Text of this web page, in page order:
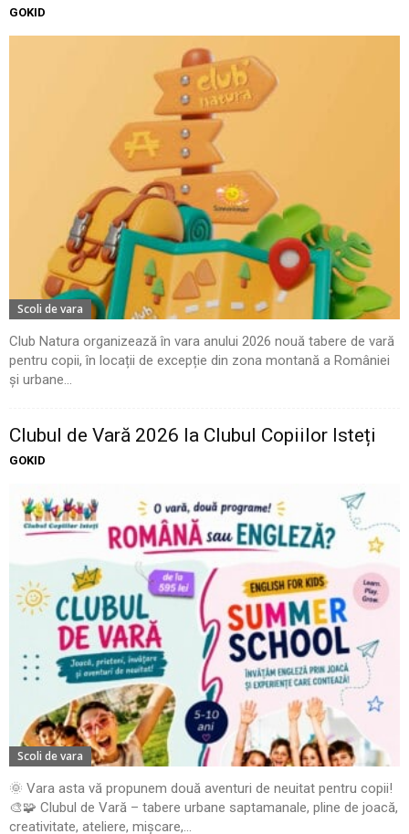
GOKID
Scoli de vara
Club Natura organizează în vara anului 2026 nouă tabere de vară
pentru copii, în locații de excepție din zona montană a României
și urbane...
Clubul de Vară 2026 la Clubul Copiilor Isteți
GOKID
Scoli de vara
🌞 Vara asta vă propunem două aventuri de neuitat pentru copii!
🎨🧩 Clubul de Vară – tabere urbane saptamanale, pline de joacă,
creativitate, ateliere, mișcare,...